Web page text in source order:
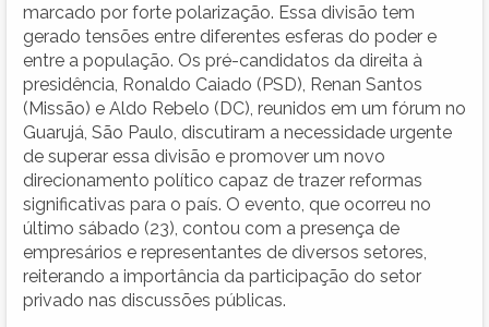
marcado por forte polarização. Essa divisão tem
gerado tensões entre diferentes esferas do poder e
entre a população. Os pré-candidatos da direita à
presidência, Ronaldo Caiado (PSD), Renan Santos
(Missão) e Aldo Rebelo (DC), reunidos em um fórum no
Guarujá, São Paulo, discutiram a necessidade urgente
de superar essa divisão e promover um novo
direcionamento político capaz de trazer reformas
significativas para o país. O evento, que ocorreu no
último sábado (23), contou com a presença de
empresários e representantes de diversos setores,
reiterando a importância da participação do setor
privado nas discussões públicas.